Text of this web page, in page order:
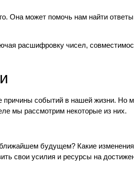
Она может помочь нам найти
расшифровку чисел,
причины событий в нашей жизни. Но
мы рассмотрим некоторые из них.
будущем? Какие
свои усилия и ресурсы на